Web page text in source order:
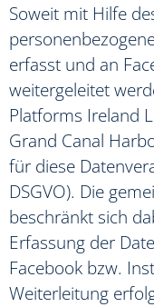
Soweit mit Hilfe
erfasst und an
weitergeleitet
Platforms Ireland
Grand Canal
für diese
DSGVO). Die
beschränkt sich
Erfassung der
Facebook bzw.
Weiterleitung